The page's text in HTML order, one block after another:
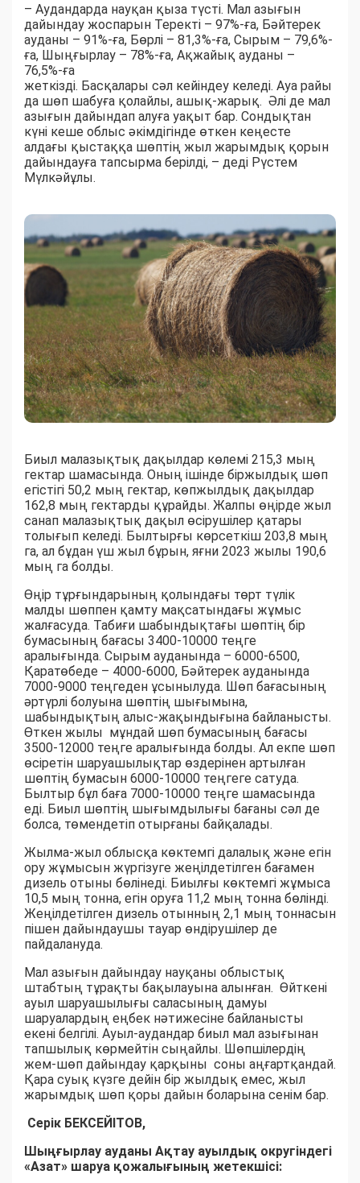
– Аудандарда науқан қыза түсті. Мал азығын
дайындау жоспарын Теректі – 97%-ға, Бәйтерек
ауданы – 91%-ға, Бөрлі – 81,3%-ға, Сырым – 79,6%-
ға, Шыңғырлау – 78%-ға, Ақжайық ауданы –
76,5%-ға
жеткізді. Басқалары сәл кейіндеу келеді. Ауа райы
да шөп шабуға қолайлы, ашық-жарық. Әлі де мал
азығын дайындап алуға уақыт бар. Сондықтан
күні кеше облыс әкімдігінде өткен кеңесте
алдағы қыстаққа шөптің жыл жарымдық қорын
дайындауға тапсырма берілді, – деді Рүстем
Мүлкәйұлы.
Биыл малазықтық дақылдар көлемі 215,3 мың
гектар шамасында. Оның ішінде біржылдық шөп
егістігі 50,2 мың гектар, көпжылдық дақылдар
162,8 мың гектарды құрайды. Жалпы өңірде жыл
санап малазықтық дақыл өсірушілер қатары
толығып келеді. Былтырғы көрсеткіш 203,8 мың
га, ал бұдан үш жыл бұрын, яғни 2023 жылы 190,6
мың га болды.
Өңір тұрғындарының қолындағы төрт түлік
малды шөппен қамту мақсатындағы жұмыс
жалғасуда. Табиғи шабындықтағы шөптің бір
бумасының бағасы 3400-10000 теңге
аралығында. Сырым ауданында – 6000-6500,
Қаратөбеде – 4000-6000, Бәйтерек ауданында
7000-9000 теңгеден ұсынылуда. Шөп бағасының
әртүрлі болуына шөптің шығымына,
шабындықтың алыс-жақындығына байланысты.
Өткен жылы мұндай шөп бумасының бағасы
3500-12000 теңге аралығында болды. Ал екпе шөп
өсіретін шаруашылықтар өздерінен артылған
шөптің бумасын 6000-10000 теңгеге сатуда.
Былтыр бұл баға 7000-10000 теңге шамасында
еді. Биыл шөптің шығымдылығы бағаны сәл де
болса, төмендетіп отырғаны байқалады.
Жылма-жыл облысқа көктемгі далалық және егін
ору жұмысын жүргізуге жеңілдетілген бағамен
дизель отыны бөлінеді. Биылғы көктемгі жұмыса
10,5 мың тонна, егін оруға 11,2 мың тонна бөлінді.
Жеңілдетілген дизель отынның 2,1 мың тоннасын
пішен дайындаушы тауар өндірушілер де
пайдалануда.
Мал азығын дайындау науқаны облыстық
штабтың тұрақты бақылауына алынған. Өйткені
ауыл шаруашылығы саласының дамуы
шаруалардың еңбек нәтижесіне байланысты
екені белгілі. Ауыл-аудандар биыл мал азығынан
тапшылық көрмейтін сыңайлы. Шөпшілердің
жем-шөп дайындау қарқыны соны аңғартқандай.
Қара суық күзге дейін бір жылдық емес, жыл
жарымдық шөп қоры дайын боларына сенім бар.
Серік БЕКСЕЙІТОВ,
Шыңғырлау ауданы Ақтау ауылдық округіндегі
«Азат» шаруа қожалығының жетекшісі: